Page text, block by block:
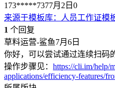
173*****7377月2日 0
来源于模板库：
人员工作证模
1 个回复
草料运营-鲨鱼7月6日
你好，可以尝试通过连续扫码
操作步骤见： https://cli.im/help/
applications/efficiency-features/